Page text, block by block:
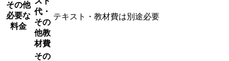
その他
必要な
料金
代・
その
他教
材費
テキスト・教材費は別途必要
その